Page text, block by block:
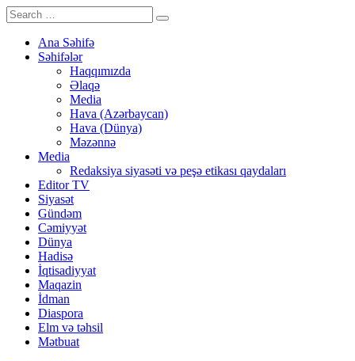
Ana Səhifə
Səhifələr
Haqqımızda
Əlaqə
Media
Hava (Azərbaycan)
Hava (Dünya)
Məzənnə
Media
Redaksiya siyasəti və peşə etikası qaydaları
Editor TV
Siyasət
Gündəm
Cəmiyyət
Dünya
Hadisə
İqtisadiyyat
Maqazin
İdman
Diaspora
Elm və təhsil
Mətbuat